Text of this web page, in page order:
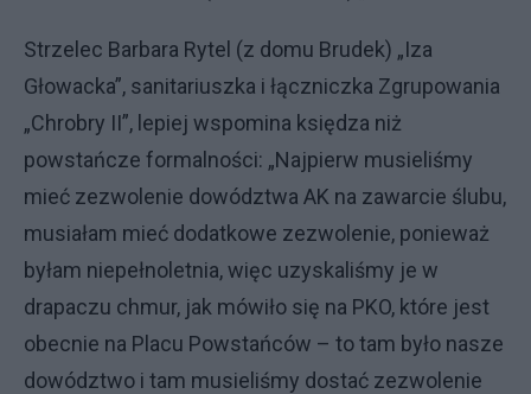
Strzelec Barbara Rytel (z domu Brudek) „Iza
Głowacka”, sanitariuszka i łączniczka Zgrupowania
„Chrobry II”, lepiej wspomina księdza niż
powstańcze formalności: „Najpierw musieliśmy
mieć zezwolenie dowództwa AK na zawarcie ślubu,
musiałam mieć dodatkowe zezwolenie, ponieważ
byłam niepełnoletnia, więc uzyskaliśmy je w
drapaczu chmur, jak mówiło się na PKO, które jest
obecnie na Placu Powstańców – to tam było nasze
dowództwo i tam musieliśmy dostać zezwolenie